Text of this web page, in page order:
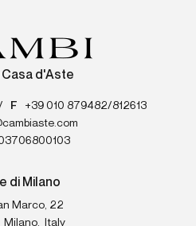
Casa d'Aste
F
+39 010 879482/812613
di Milano
Marco, 22
Milano,
Italy